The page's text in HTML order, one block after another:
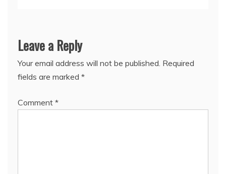
Leave a Reply
Your email address will not be published. Required
fields are marked *
Comment *